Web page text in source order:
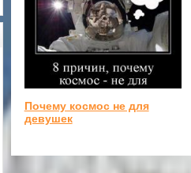
Почему космос не для
девушек